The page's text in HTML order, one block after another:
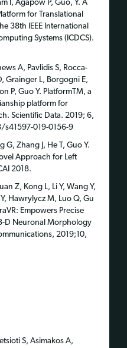
I, Agapow P, Guo, Y. A
for Translational
38th IEEE International
Systems (ICDCS).
A, Pavlidis S, Rocca-
Grainger L, Borgogni E,
P, Guo Y. PlatformTM, a
platform for
Scientific Data. 2019; 6,
019-0156-9
G, Zhang J, He T, Guo Y.
Approach for Left
2018.
Z, Kong L, Li Y, Wang Y,
Hawrylycz M, Luo Q, Gu
Empowers Precise
D Neuronal Morphology
2019;10,
S, Asimakos A,